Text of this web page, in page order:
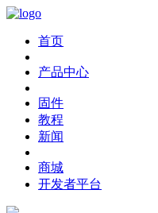
首页
产品中心
固件
教程
新闻
商城
开发者平台